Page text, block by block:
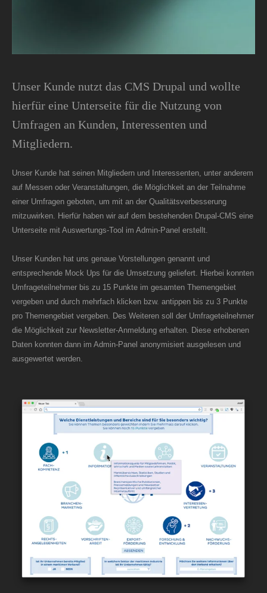
Unser Kunde nutzt das CMS Drupal und wollte
hierfür eine Unterseite für die Nutzung von
Umfragen an Kunden, Interessenten und
Mitgliedern.
Unser Kunde hat seinen Mitgliedern und Interessenten, unter anderem
auf Messen oder Veranstaltungen, die Möglichkeit an der Teilnahme
einer Umfragen geboten, um mit an der Qualitätsverbesserung
mitzuwirken. Hierfür haben wir auf dem bestehenden Drupal-CMS eine
Unterseite mit Auswertungs-Tool im Admin-Panel erstellt.
Unser Kunden hat uns genaue Vorstellungen genannt und
entsprechende Mock Ups für die Umsetzung geliefert. Hierbei konnten
Umfrageteilnehmer bis zu 15 Punkte im gesamten Themengebiet
vergeben und durch mehrfach klicken bzw. antippen bis zu 3 Punkte
pro Themengebiet vergeben. Des Weiteren soll der Umfrageteilnehmer
die Möglichkeit zur Newsletter-Anmeldung erhalten. Diese erhobenen
Daten konnten dann im Admin-Panel anonymisiert ausgelesen und
ausgewertet werden.